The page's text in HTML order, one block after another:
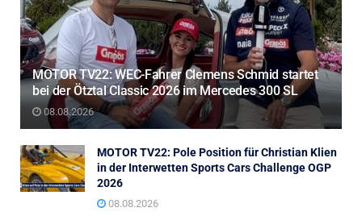
MOTOR TV22: WEC-Fahrer Clemens Schmid startet
bei der Ötztal Classic 2026 im Mercedes 300 SL
08.08.2026
MOTOR TV22: Pole Position für Christian Klien
in der Interwetten Sports Cars Challenge OGP
2026
08.08.2026